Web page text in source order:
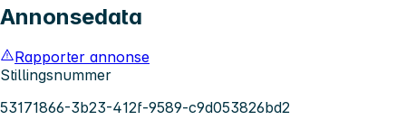
Annonsedata
Rapporter annonse
Stillingsnummer
53171866-3b23-412f-9589-c9d053826bd2